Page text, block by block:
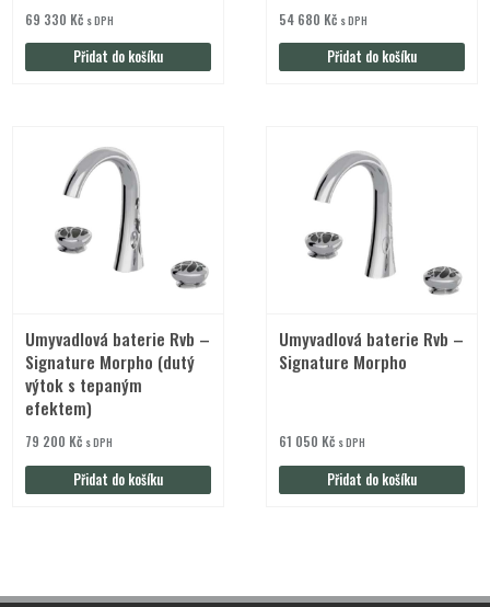
69 330 Kč s DPH
Přidat do košíku
54 680 Kč s DPH
Přidat do košíku
Umyvadlová baterie Rvb –
Signature Morpho (dutý
výtok s tepaným
efektem)
79 200 Kč s DPH
Přidat do košíku
Umyvadlová baterie Rvb –
Signature Morpho
61 050 Kč s DPH
Přidat do košíku